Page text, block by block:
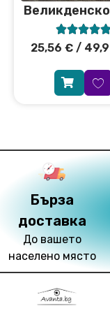

25,56 € /
Бърза
доставка
До вашето
населено място